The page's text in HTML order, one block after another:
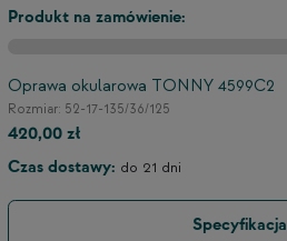
Produkt na zamówienie:
Oprawa okularowa TONNY 4599C2
Rozmiar: 52-17-135/36/125
420,00 zł
Czas dostawy: do 21 dni
Specyfikacja